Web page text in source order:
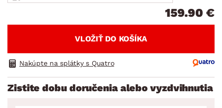
159.90 €
VLOŽIŤ DO KOŠÍKA
Nakúpte na splátky s Quatro
Zistite dobu doručenia alebo vyzdvihnutia